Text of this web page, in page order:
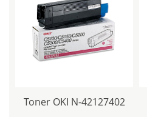
Toner OKI N-42127402